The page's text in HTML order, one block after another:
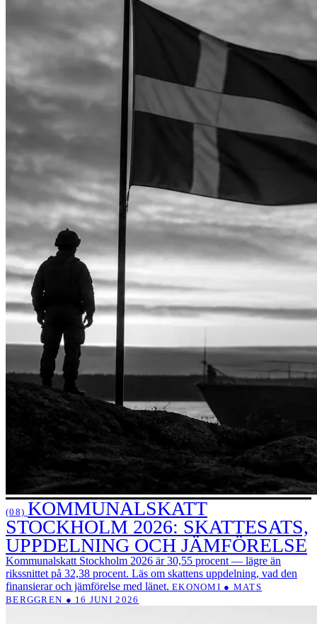
(08) KOMMUNALSKATT
STOCKHOLM 2026: SKATTESATS,
UPPDELNING OCH JÄMFÖRELSE
Kommunalskatt Stockholm 2026 är 30,55 procent — lägre än
rikssnittet på 32,38 procent. Läs om skattens uppdelning, vad den
finansierar och jämförelse med länet. EKONOMI ● MATS
BERGGREN ● 16 JUNI 2026